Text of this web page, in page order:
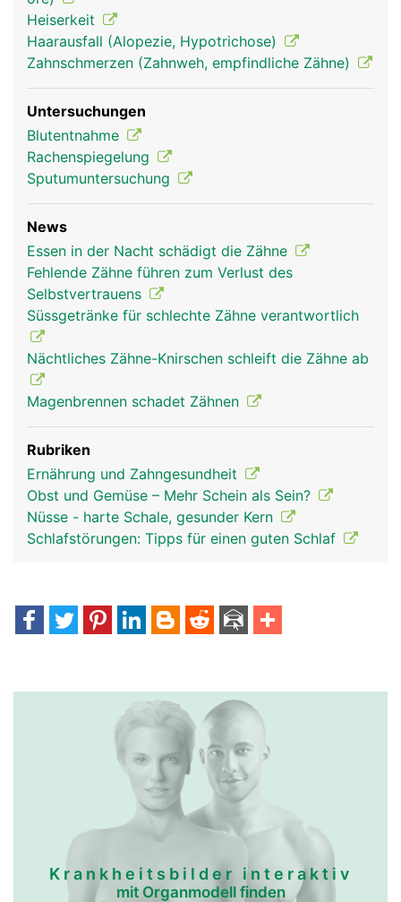
die über die Wurzelkanäle in die Zahnhöhle
gelangen. Der Zahnfleischrand ist nicht mit dem
Zahnschmelz verwachsen, sondern erst mit der
tiefer liegenden Wurzelhaut, wodurch sich im
Bereich des Zahnhalses eine natürliche
Zahnfleischtasche bildet, die normalerweise
maximal zwei bis drei Millimeter tief ist.
Heiserkeit
Haarausfall (Alopezie, Hypotrichose)
Zahnschmerzen (Zahnweh, empfindliche Zähne)
Untersuchungen
Blutentnahme
Rachenspiegelung
Sputumuntersuchung
News
Essen in der Nacht schädigt die Zähne
Fehlende Zähne führen zum Verlust des
Selbstvertrauens
Süssgetränke für schlechte Zähne verantwortlich
Nächtliches Zähne-Knirschen schleift die Zähne ab
Magenbrennen schadet Zähnen
Rubriken
Ernährung und Zahngesundheit
Obst und Gemüse – Mehr Schein als Sein?
Nüsse - harte Schale, gesunder Kern
Schlafstörungen: Tipps für einen guten Schlaf
Krankheitsbilder interaktiv
mit Organmodell finden